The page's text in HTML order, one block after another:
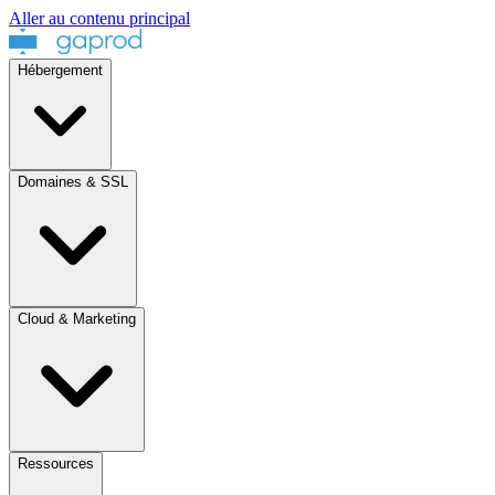
Aller au contenu principal
Hébergement
Domaines & SSL
Cloud & Marketing
Ressources